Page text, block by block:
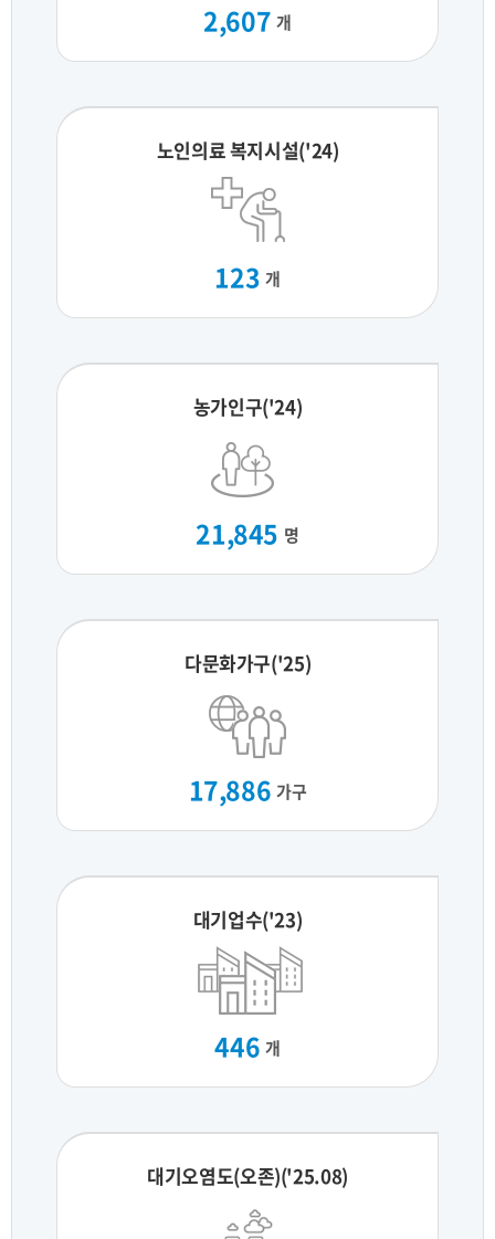
2,607 개
노인의료 복지시설('24)
123 개
농가인구('24)
21,845 명
다문화가구('25)
17,886 가구
대기업수('23)
446 개
대기오염도(오존)('25.08)